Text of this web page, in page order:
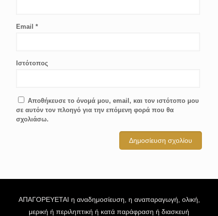
Email *
Ιστότοπος
Αποθήκευσε το όνομά μου, email, και τον ιστότοπο μου
σε αυτόν τον πλοηγό για την επόμενη φορά που θα
σχολιάσω.
ΑΠΑΓΟΡΕΥΕΤΑΙ η αναδημοσίευση, η αναπαραγωγή, ολική,
μερική ή περιληπτική ή κατά παράφραση ή διασκευή